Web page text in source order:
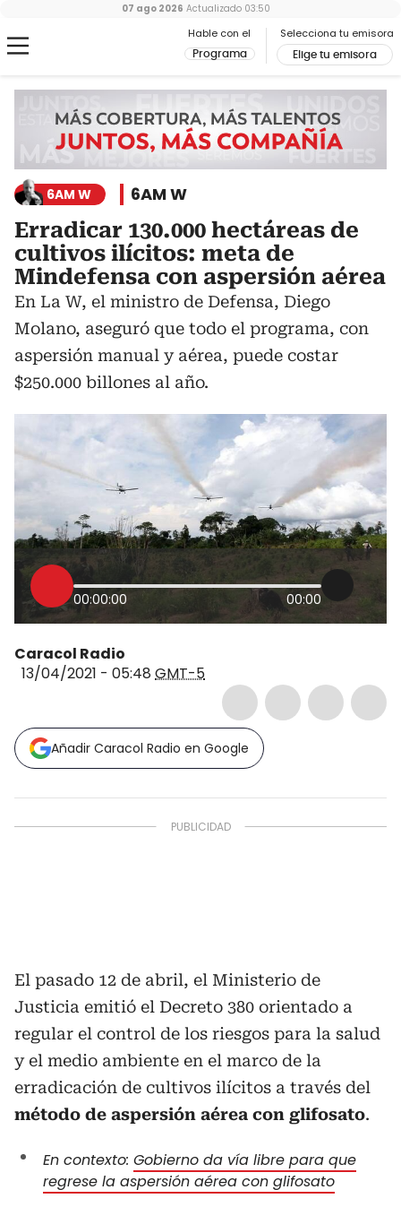
Hable con el
Programa
Selecciona tu emisora
Elige tu emisora
07 ago 2026 Actualizado 03:50
6AM W 6AM W
Erradicar 130.000 hectáreas de
cultivos ilícitos: meta de
Mindefensa con aspersión aérea
En La W, el ministro de Defensa, Diego
Molano, aseguró que todo el programa, con
aspersión manual y aérea, puede costar
$250.000 billones al año.
00:00:00 00:00
Caracol Radio
13/04/2021 - 05:48 GMT-5
Añadir Caracol Radio en Google
El pasado 12 de abril, el Ministerio de
Justicia emitió el Decreto 380 orientado a
regular el control de los riesgos para la salud
y el medio ambiente en el marco de la
erradicación de cultivos ilícitos a través del
método de aspersión aérea con glifosato.
En contexto: Gobierno da vía libre para que
regrese la aspersión aérea con glifosato